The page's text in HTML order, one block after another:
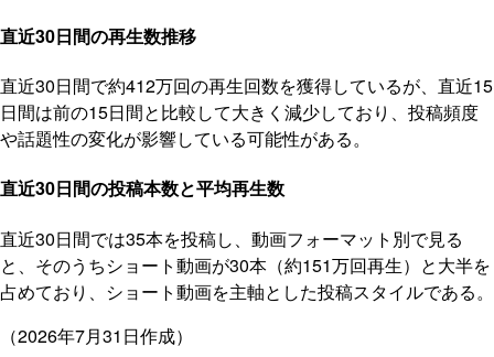
直近30日間の再生数推移
直近30日間で約412万回の再生回数を獲得しているが、直近15
日間は前の15日間と比較して大きく減少しており、投稿頻度
や話題性の変化が影響している可能性がある。
直近30日間の投稿本数と平均再生数
直近30日間では35本を投稿し、動画フォーマット別で見る
と、そのうちショート動画が30本（約151万回再生）と大半を
占めており、ショート動画を主軸とした投稿スタイルである。
（2026年7月31日作成）